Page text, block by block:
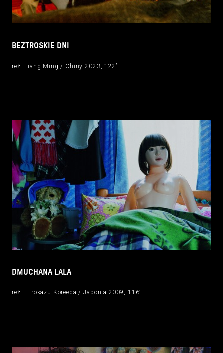
BEZTROSKIE DNI
reż. Liang Ming / Chiny 2023, 122’
DMUCHANA LALA
reż. Hirokazu Koreeda / Japonia 2009, 116’